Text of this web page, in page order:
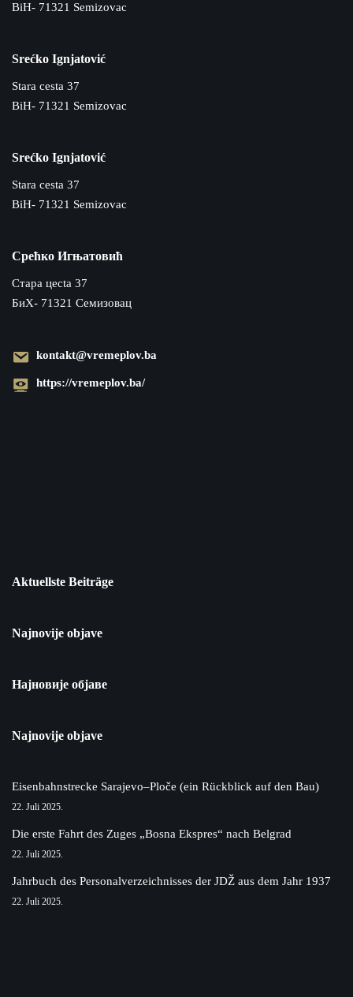
BiH- 71321 Semizovac
Srećko Ignjatović
Stara cesta 37
BiH- 71321 Semizovac
Srećko Ignjatović
Stara cesta 37
BiH- 71321 Semizovac
Срећко Игњатовић
Cтара цecta 37
БиХ- 71321 Семизовац
kontakt@vremeplov.ba
https://vremeplov.ba/
Aktuellste Beiträge
Najnovije objave
Најновије објаве
Najnovije objave
Eisenbahnstrecke Sarajevo–Ploče (ein Rückblick auf den Bau)
22. Juli 2025.
Die erste Fahrt des Zuges „Bosna Ekspres“ nach Belgrad
22. Juli 2025.
Jahrbuch des Personalverzeichnisses der JDŽ aus dem Jahr 1937
22. Juli 2025.